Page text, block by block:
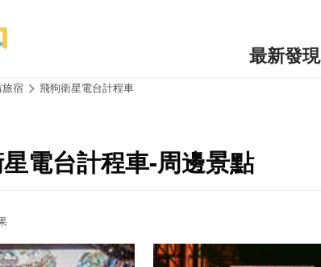
最新發現
宿 飛狗衛星電台計程車
電台計程車-周邊景點